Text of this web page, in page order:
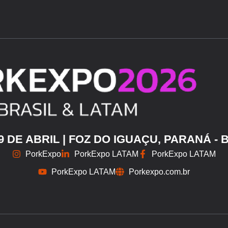
DE ABRIL | FOZ DO IGUAÇU, PARANÁ -
PorkExpo PorkExpo LATAM PorkExpo LATAM
PorkExpo LATAM Porkexpo.com.br